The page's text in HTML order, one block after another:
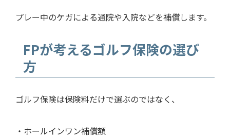
プレー中のケガによる通院や入院などを補償します。
FPが考えるゴルフ保険の選び
方
ゴルフ保険は保険料だけで選ぶのではなく、
・ホールインワン補償額